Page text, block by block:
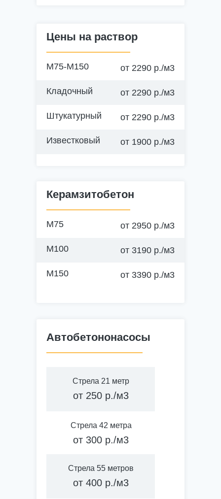
Фундаменты до 1,5 этажей
Цены на раствор
М75-М150 от 2290 р./м3
Стяжка пола, заливка кровли
Кладочный от 2290 р./м3
Кирпичная кладка
Штукатурный от 2290 р./м3
Штукатурка стен
Известковый от 1900 р./м3
Керамзитобетон
М75 от 2950 р./м3
М100 от 3190 р./м3
М150 от 3390 р./м3
Автобетононасосы
Стрела 21 метр
от 250 р./м3
Стрела 42 метра
от 300 р./м3
Стрела 55 метров
от 400 р./м3